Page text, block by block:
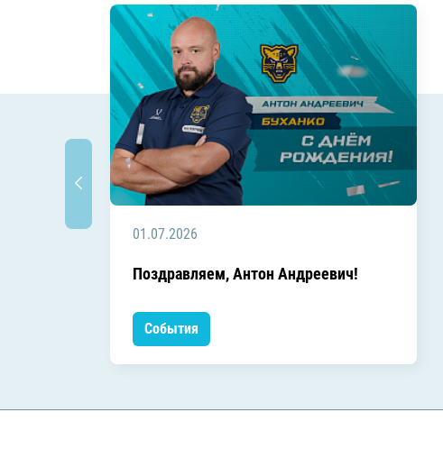
01.07.2026
Поздравляем, Антон Андреевич!
События